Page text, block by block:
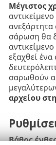
Μέγιστος
ανεξάρτητα
σάρωση θα
εξαχθεί
σαρωθούν
αρχείου
Βάθος